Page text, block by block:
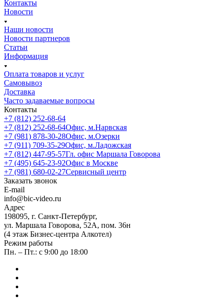
Контакты
Новости
Наши новости
Новости партнеров
Статьи
Информация
Оплата товаров и услуг
Самовывоз
Доставка
Часто задаваемые вопросы
Контакты
+7 (812) 252-68-64
+7 (812) 252-68-64Офис, м.Нарвская
+7 (981) 878-30-28Офис, м.Озерки
+7 (911) 709-35-29Офис, м.Ладожская
+7 (812) 447-95-57Гл. офис Маршала Говорова
+7 (495) 645-23-92Офис в Москве
+7 (981) 680-02-27Сервисный центр
Заказать звонок
E-mail
info@bic-video.ru
Адрес
198095, г. Санкт-Петербург,
ул. Маршала Говорова, 52А, пом. 36н
(4 этаж Бизнес-центра Алкотел)
Режим работы
Пн. – Пт.: с 9:00 до 18:00